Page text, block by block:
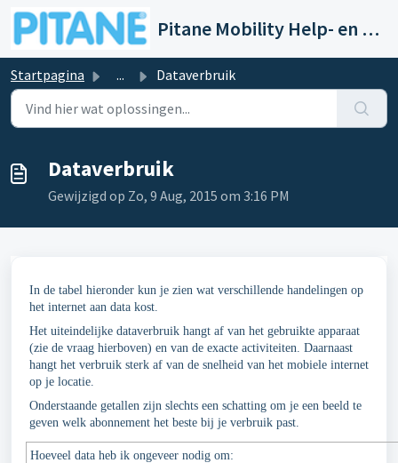
Doorgaan naar hoofdinhoud
Pitane Mobility Help- en Servicedesk
Startpagina ... Dataverbruik
Dataverbruik
Gewijzigd op Zo, 9 Aug, 2015 om 3:16 PM
In de tabel hieronder kun je zien wat verschillende handelingen op
het internet aan data kost.
Het uiteindelijke dataverbruik hangt af van het gebruikte apparaat
(zie de vraag hierboven) en van de exacte activiteiten. Daarnaast
hangt het verbruik sterk af van de snelheid van het mobiele internet
op je locatie.
Onderstaande getallen zijn slechts een schatting om je een beeld te
geven welk abonnement het beste bij je verbruik past.
Hoeveel data heb ik ongeveer nodig om: